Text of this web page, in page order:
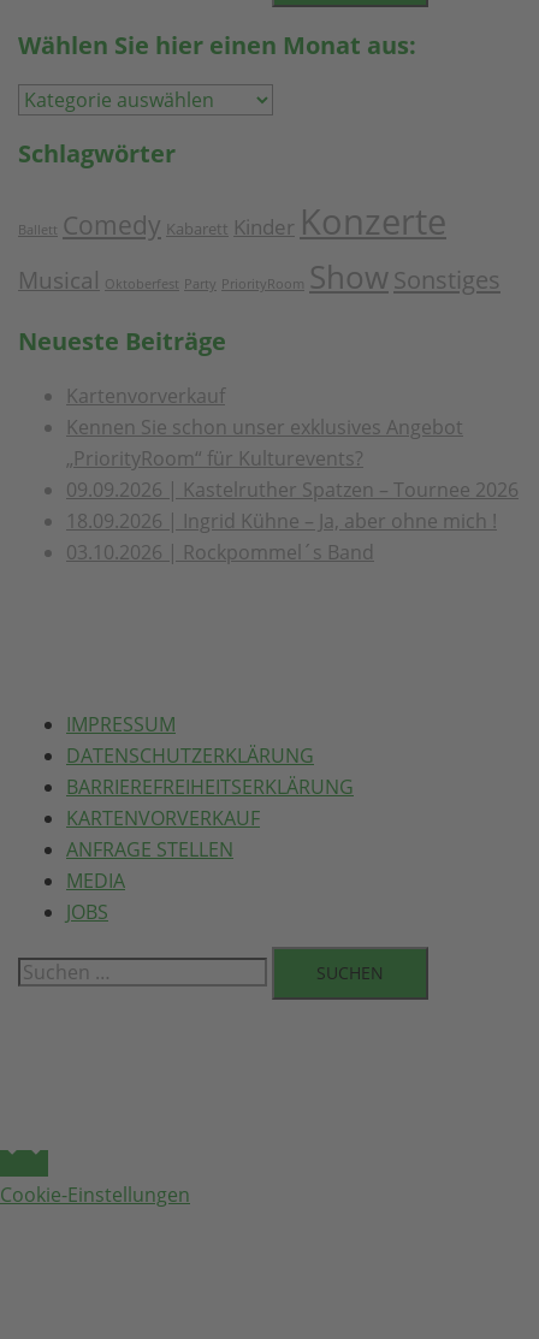
Wählen Sie hier einen Monat aus:
Wählen
hier
Monat
Schlagwörter
Ballett Comedy Kabarett Kinder Konzerte
Musical Oktoberfest Party PriorityRoom ShowSonstiges
Neueste Beiträge
Kartenvorverkauf
Kennen Sie schon unser exklusives Angebot
„PriorityRoom“ für Kulturevents?
09.09.2026 | Kastelruther Spatzen – Tournee 2026
18.09.2026 | Ingrid Kühne – Ja, aber ohne mich !
03.10.2026 | Rockpommel´s Band
IMPRESSUM
DATENSCHUTZERKLÄRUNG
BARRIEREFREIHEITSERKLÄRUNG
KARTENVORVERKAUF
ANFRAGE STELLEN
MEDIA
JOBS
Suchen
Cookie-Einstellungen